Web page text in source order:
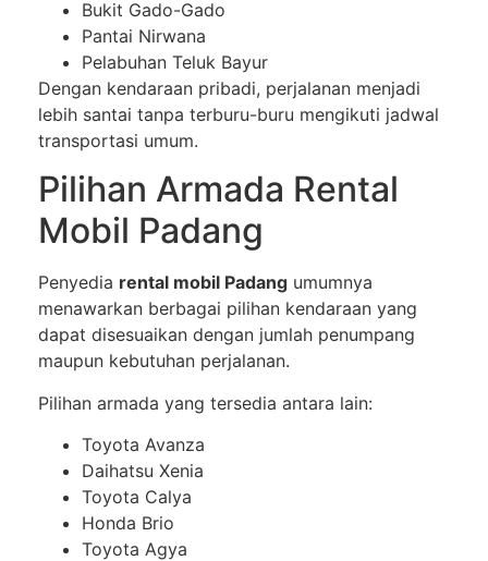
Bukit Gado-Gado
Pantai Nirwana
Pelabuhan Teluk Bayur
Dengan kendaraan pribadi, perjalanan menjadi
lebih santai tanpa terburu-buru mengikuti jadwal
transportasi umum.
Pilihan Armada Rental
Mobil Padang
Penyedia rental mobil Padang umumnya
menawarkan berbagai pilihan kendaraan yang
dapat disesuaikan dengan jumlah penumpang
maupun kebutuhan perjalanan.
Pilihan armada yang tersedia antara lain:
Toyota Avanza
Daihatsu Xenia
Toyota Calya
Honda Brio
Toyota Agya